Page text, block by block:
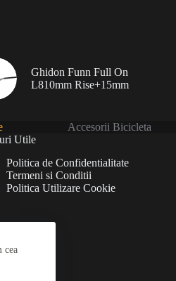
cea
Ghidon Funn Full On
L810mm Rise+15mm
Accesorii Bicicleta
Utile
Politica de Confidentialitate
Termeni si Conditii
Politica Utilizare Cookie